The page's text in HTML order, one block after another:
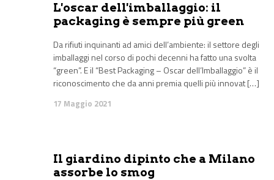
L'oscar dell'imballaggio: il
packaging è sempre più green
Da rifiuti inquinanti ad amici dell’ambiente: il settore degli
imballaggi nel corso di pochi decenni ha fatto una svolta
“green”. E il “Best Packaging – Oscar dell’Imballaggio” è il
riconoscimento che da anni premia quelli più innovat […]
17 Maggio 2021
Il giardino dipinto che a Milano
assorbe lo smog